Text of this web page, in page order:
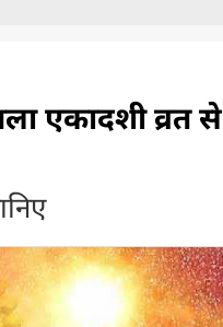
एकादशी व्रत से